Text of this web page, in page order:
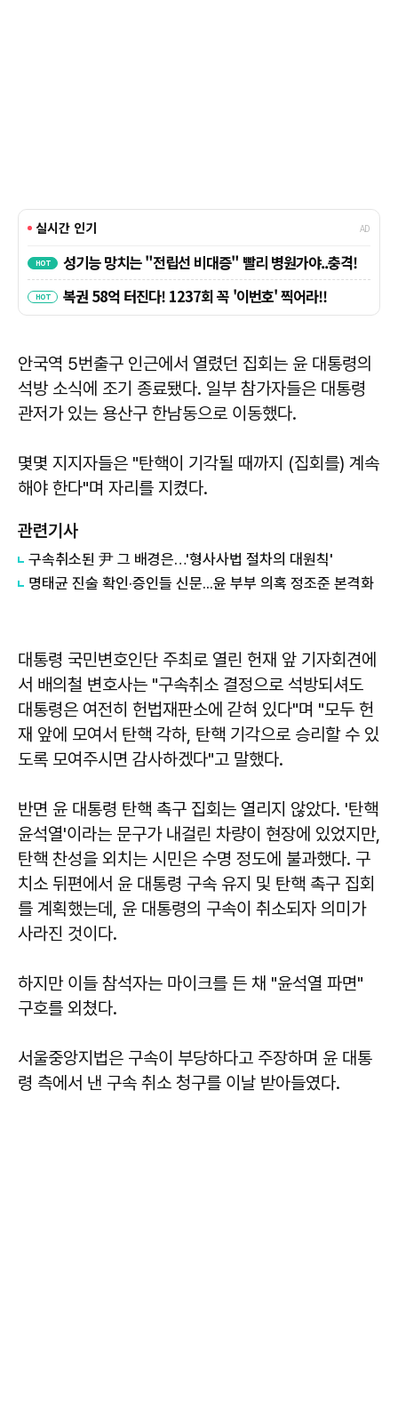
안국역 5번출구 인근에서 열렸던 집회는 윤 대통령의
석방 소식에 조기 종료됐다. 일부 참가자들은 대통령
관저가 있는 용산구 한남동으로 이동했다.
몇몇 지지자들은 "탄핵이 기각될 때까지 (집회를) 계속
해야 한다"며 자리를 지켰다.
관련기사
구속취소된 尹 그 배경은…'형사사법 절차의 대원칙'
명태균 진술 확인·증인들 신문...윤 부부 의혹 정조준 본격화
대통령 국민변호인단 주최로 열린 헌재 앞 기자회견에
서 배의철 변호사는 "구속취소 결정으로 석방되셔도
대통령은 여전히 헌법재판소에 갇혀 있다"며 "모두 헌
재 앞에 모여서 탄핵 각하, 탄핵 기각으로 승리할 수 있
도록 모여주시면 감사하겠다"고 말했다.
반면 윤 대통령 탄핵 촉구 집회는 열리지 않았다. '탄핵
윤석열'이라는 문구가 내걸린 차량이 현장에 있었지만,
탄핵 찬성을 외치는 시민은 수명 정도에 불과했다. 구
치소 뒤편에서 윤 대통령 구속 유지 및 탄핵 촉구 집회
를 계획했는데, 윤 대통령의 구속이 취소되자 의미가
사라진 것이다.
하지만 이들 참석자는 마이크를 든 채 "윤석열 파면"
구호를 외쳤다.
서울중앙지법은 구속이 부당하다고 주장하며 윤 대통
령 측에서 낸 구속 취소 청구를 이날 받아들였다.